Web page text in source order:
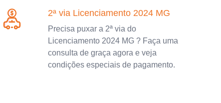
2ª via Licenciamento 2024 MG
Precisa puxar a 2ª via do
Licenciamento 2024 MG ? Faça uma
consulta de graça agora e veja
condições especiais de pagamento.